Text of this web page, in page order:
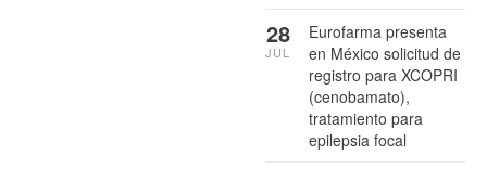
Eurofarma presenta
en México solicitud de
registro para XCOPRI
(cenobamato),
tratamiento para
epilepsia focal
28
JUL